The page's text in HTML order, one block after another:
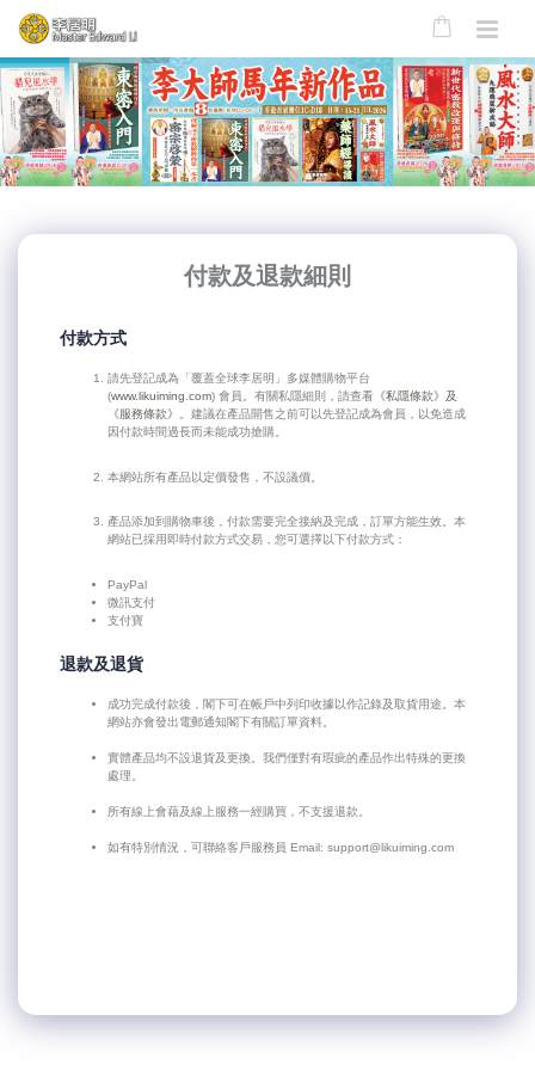
付款及退款細則
付款方式
請先登記成為「覆蓋全球李居明」多媒體購物平台
(www.likuiming.com) 會員。有關私隱細則，請查看 《私隱條款》及
《服務條款》
。建議在產品開售之前可以先登記成為會員，以免造成
因付款時間過長而未能成功搶購。
本網站所有產品以定價發售，不設議價。
產品添加到購物車後，付款需要完全接納及完成，訂單方能生效。本
網站已採用即時付款方式交易，您可選擇以下付款方式：
PayPal
微訊支付
支付寶
退款及退貨
成功完成付款後，閣下可在帳戶中列印收據以作記錄及取貨用途。本
網站亦會發出電郵通知閣下有關訂單資料。
實體產品均不設退貨及更換。我們僅對有瑕疵的產品作出特殊的更換
處理。
所有線上會藉及線上服務一經購買，不支援退款。
如有特別情況，可聯絡客戶服務員 Email: support@likuiming.com